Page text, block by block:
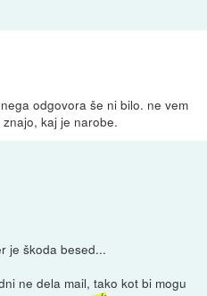
odgovora še ni bilo. ne vem
kaj je narobe.
je škoda besed...
ne dela mail, tako kot bi mogu